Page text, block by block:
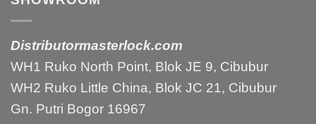
Distributormasterlock.com
WH1 Ruko North Point, Blok JE 9, Cibubur
WH2 Ruko Little China, Blok JC 21, Cibubur
Gn. Putri Bogor 16967